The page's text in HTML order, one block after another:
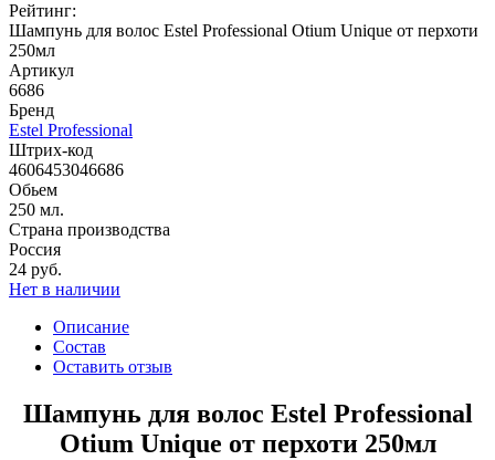
Рейтинг:
Шампунь для волос Estel Professional Otium Unique от перхоти
250мл
Артикул
6686
Бренд
Estel Professional
Штрих-код
4606453046686
Обьем
250 мл.
Страна производства
Россия
24 руб.
Нет в наличии
Описание
Состав
Оставить отзыв
Шампунь для волос Estel Professional
Otium Unique от перхоти 250мл